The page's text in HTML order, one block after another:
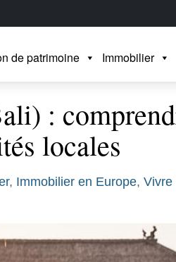
de patrimoine Immobilier
:
locales
, Immobilier en Europe, Vivre